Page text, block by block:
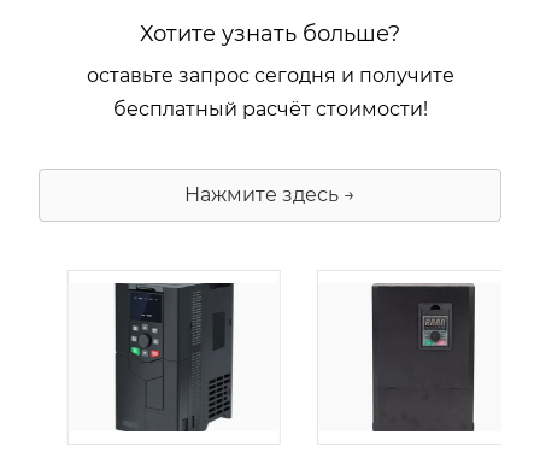
Хотите узнать больше?
оставьте запрос сегодня и получите
бесплатный расчёт стоимости!
Нажмите здесь →
由admin |30 1 月,
由admin |29 1 月,